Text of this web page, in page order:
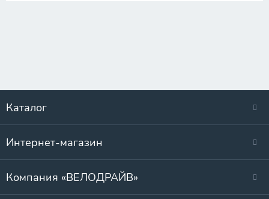
Каталог
Интернет-магазин
Компания «ВЕЛОДРАЙВ»